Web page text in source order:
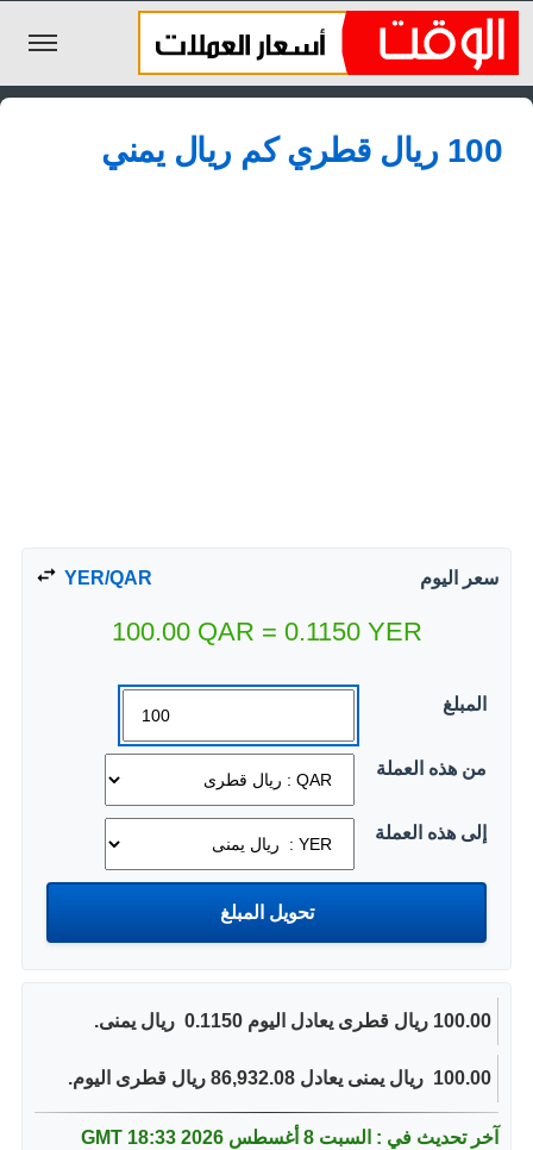
الليرة السورية
الجنيه المصري
100 ريال قطري كم ريال يمني
سعر اليوم YER/QAR
100.00 QAR = 0.1150 YER
المبلغ
من هذه العملة
إلى هذه العملة
100.00 ريال قطرى يعادل اليوم 0.1150 ‏ ريال يمنى.
100.00 ‏ ريال يمنى يعادل 86,932.08 ريال قطرى اليوم.
آخر تحديث في : السبت 8 أغسطس 2026 18:33 GMT